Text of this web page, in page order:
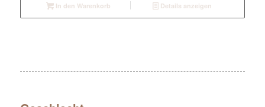
In den Warenkorb Details anzeigen